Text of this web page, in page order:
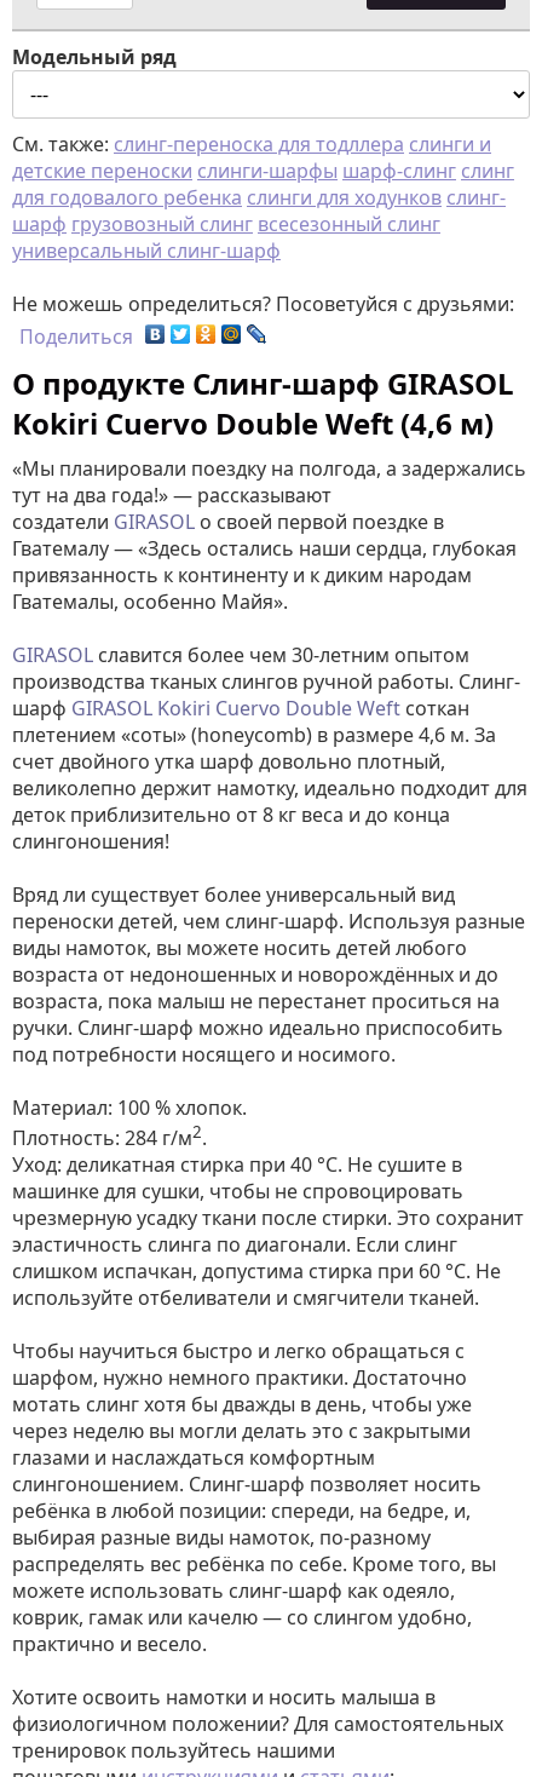
Модельный ряд
См. также: слинг-переноска для тодллера слинги и
детские переноски слинги-шарфы шарф-слинг слинг
для годовалого ребенка слинги для ходунков слинг-
шарф грузовозный слинг всесезонный слинг
универсальный слинг-шарф
Не можешь определиться? Посоветуйся с друзьями:
Поделиться
О продукте Слинг-шарф GIRASOL
Kokiri Cuervo Double Weft (4,6 м)
«Мы планировали поездку на полгода, а задержались
тут на два года!» — рассказывают
создатели GIRASOL о своей первой поездке в
Гватемалу — «Здесь остались наши сердца, глубокая
привязанность к континенту и к диким народам
Гватемалы, особенно Майя».
GIRASOL славится более чем 30-летним опытом
производства тканых слингов ручной работы. Слинг-
шарф GIRASOL Kokiri Cuervo Double Weft соткан
плетением «соты» (honeycomb) в размере 4,6 м. За
счет двойного утка шарф довольно плотный,
великолепно держит намотку, идеально подходит для
деток приблизительно от 8 кг веса и до конца
слингоношения!
Вряд ли существует более универсальный вид
переноски детей, чем слинг-шарф. Используя разные
виды намоток, вы можете носить детей любого
возраста от недоношенных и новорождённых и до
возраста, пока малыш не перестанет проситься на
ручки. Слинг-шарф можно идеально приспособить
под потребности носящего и носимого.
Материал: 100 % хлопок.
Плотность: 284 г/м2.
Уход: деликатная стирка при 40 °С. Не сушите в
машинке для сушки, чтобы не спровоцировать
чрезмерную усадку ткани после стирки. Это сохранит
эластичность слинга по диагонали. Если слинг
слишком испачкан, допустима стирка при 60 °C. Не
используйте отбеливатели и смягчители тканей.
Чтобы научиться быстро и легко обращаться с
шарфом, нужно немного практики. Достаточно
мотать слинг хотя бы дважды в день, чтобы уже
через неделю вы могли делать это с закрытыми
глазами и наслаждаться комфортным
слингоношением. Слинг-шарф позволяет носить
ребёнка в любой позиции: спереди, на бедре, и,
выбирая разные виды намоток, по-разному
распределять вес ребёнка по себе. Кроме того, вы
можете использовать слинг-шарф как одеяло,
коврик, гамак или качелю — со слингом удобно,
практично и весело.
Хотите освоить намотки и носить малыша в
физиологичном положении? Для самостоятельных
тренировок пользуйтесь нашими